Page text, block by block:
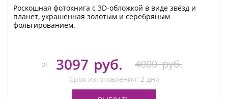
Роскошная фотокнига с 3D-обложкой в виде звёзд и
планет, украшенная золотым и серебряным
фольгированием.
от 3097 руб. 4000 руб.
Срок изготовления: 2 дня